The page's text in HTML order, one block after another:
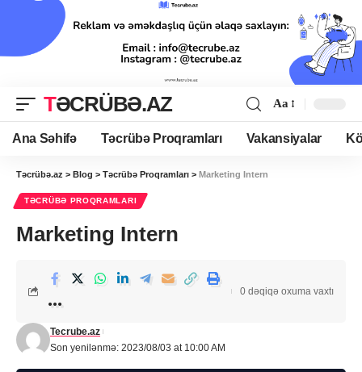
TƏCRÜBƏ.AZ Aa
Ana Səhifə Təcrübə Proqramları Vakansiyalar
Təcrübə.az > Blog > Təcrübə Proqramları > Marketing Intern
TƏCRÜBƏ PROQRAMLARI
Marketing Intern
Son yenilənmə: 2023/08/03 at 10:00 AM
Tecrube.az
0 dəqiqə oxuma vaxtı